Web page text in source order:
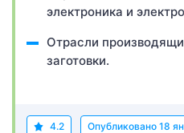
электроника и
Отрасли
заготовки.
4.2 Опубликовано 18